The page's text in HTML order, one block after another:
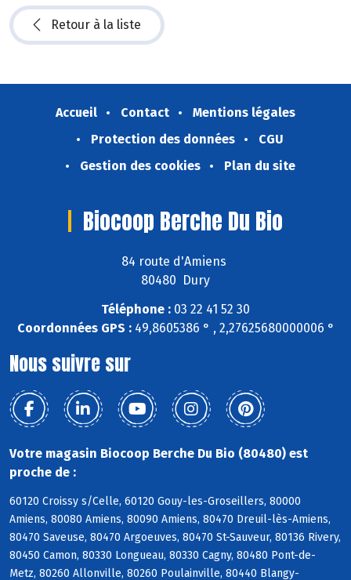
Retour à la liste
Accueil Contact
Mentions légales
Protection des données
CGU
Gestion des cookies
Plan du site
Biocoop Berche Du Bio
84 route d'Amiens
80480 Dury
Téléphone : 03 22 41 52 30
Coordonnées GPS :49,8605386 ° , 2,27625680000006 °
Nous suivre sur
Votre magasin Biocoop Berche Du Bio (80480) est
proche de :
60120 Croissy s/Celle, 60120 Gouy-les-Groseillers, 80000
Amiens, 80080 Amiens, 80090 Amiens, 80470 Dreuil-lès-Amiens,
80470 Saveuse, 80470 Argoeuves, 80470 St-Sauveur, 80136 Rivery,
80450 Camon, 80330 Longueau, 80330 Cagny, 80480 Pont-de-
Metz, 80260 Allonville, 80260 Poulainville, 80440 Blangy-